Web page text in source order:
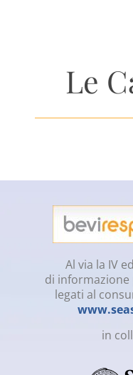
Le
Al via la IV
di
legati al
in